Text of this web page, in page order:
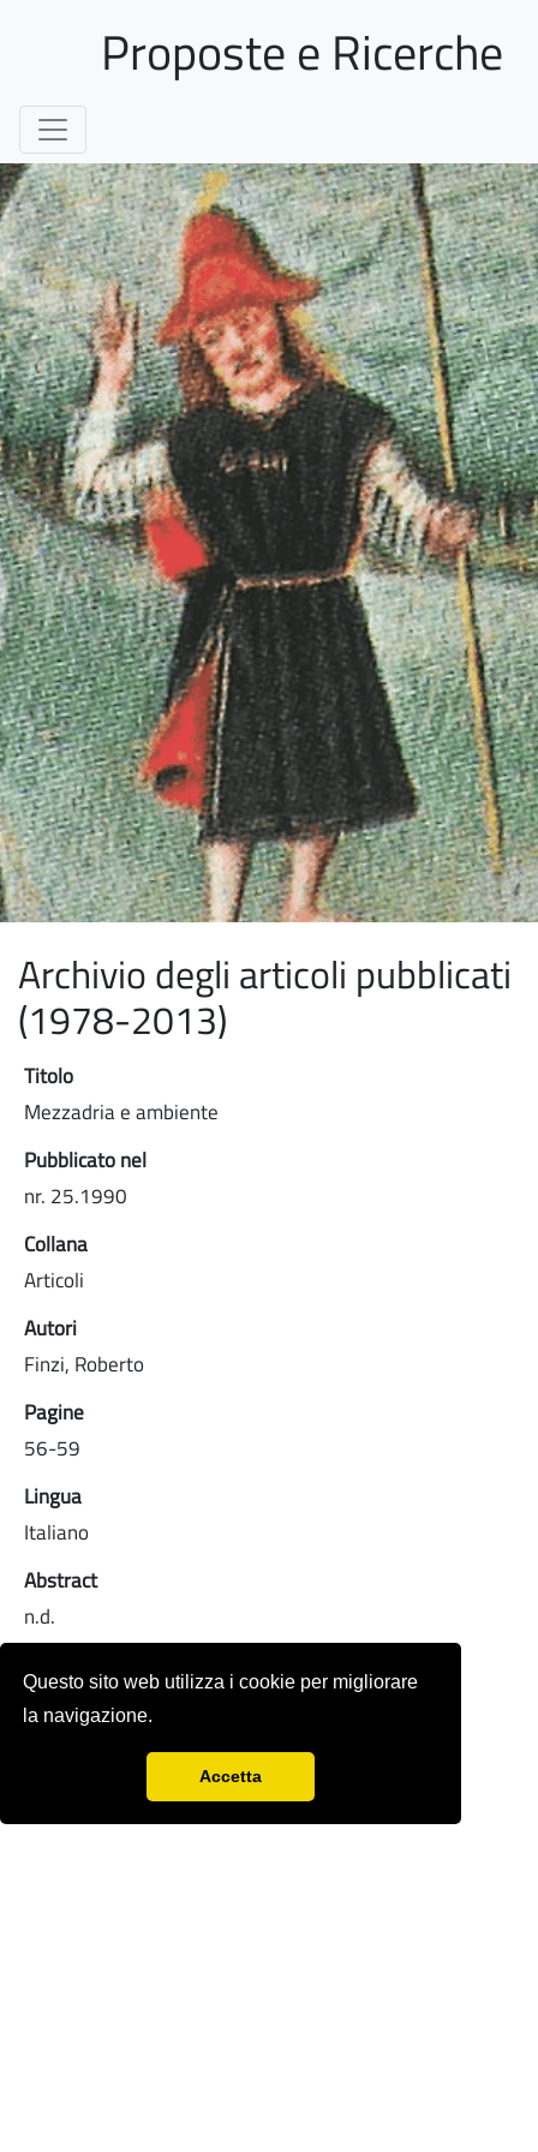
Questo sito web utilizza i cookie per migliorare
la navigazione.
Accetta
Proposte e Ricerche
Archivio degli articoli pubblicati
(1978-2013)
Titolo
Mezzadria e ambiente
Pubblicato nel
nr. 25.1990
Collana
Articoli
Autori
Finzi, Roberto
Pagine
56-59
Lingua
Italiano
Abstract
n.d.